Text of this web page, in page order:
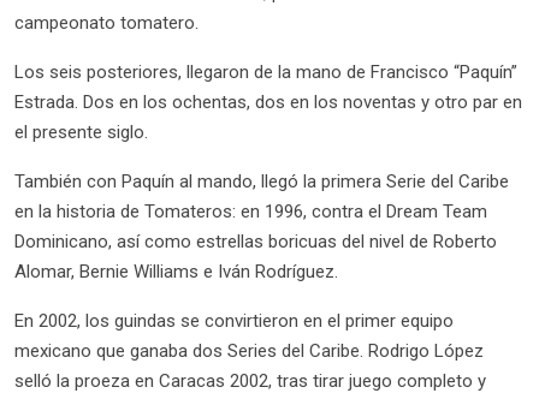
campeonato tomatero.
Los seis posteriores, llegaron de la mano de Francisco “Paquín”
Estrada. Dos en los ochentas, dos en los noventas y otro par en
el presente siglo.
También con Paquín al mando, llegó la primera Serie del Caribe
en la historia de Tomateros: en 1996, contra el Dream Team
Dominicano, así como estrellas boricuas del nivel de Roberto
Alomar, Bernie Williams e Iván Rodríguez.
En 2002, los guindas se convirtieron en el primer equipo
mexicano que ganaba dos Series del Caribe. Rodrigo López
selló la proeza en Caracas 2002, tras tirar juego completo y